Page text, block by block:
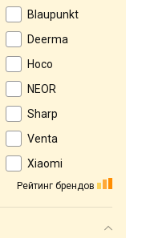
Blaupunkt
Deerma
Hoco
NEOR
Sharp
Venta
Xiaomi
Рейтинг брендов